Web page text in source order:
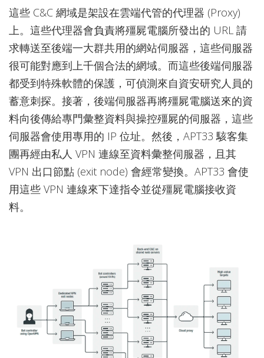
這些 C&C 網域是架設在雲端代管的代理器 (Proxy)
上。這些代理器會負責將殭屍電腦所發出的 URL 請
求轉送至後端一大群共用的網站伺服器，這些伺服器
很可能對應到上千個合法的網域。而這些後端伺服器
都受到特殊軟體的保護，可偵測來自資安研究人員的
蓄意刺探。接著，後端伺服器再將殭屍電腦送來的資
料向後傳給專門彙整資料與操控殭屍的伺服器，這些
伺服器會使用專用的 IP 位址。然後，APT33 駭客集
團再經由私人 VPN 連線至資料彙整伺服器，且其
VPN 出口節點 (exit node) 會經常變換。APT33 會使
用這些 VPN 連線來下達指令並從殭屍電腦接收資
料。